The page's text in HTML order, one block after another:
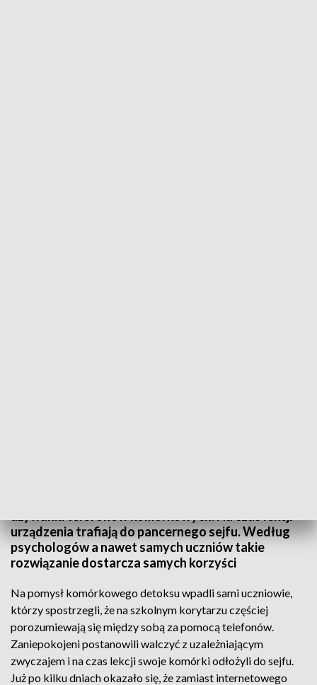
urządzenia trafiają do pancernego sejfu. Według
psychologów a nawet samych uczniów takie
rozwiązanie dostarcza samych korzyści
Na pomysł komórkowego detoksu wpadli sami uczniowie,
którzy spostrzegli, że na szkolnym korytarzu częściej
porozumiewają się między sobą za pomocą telefonów.
Zaniepokojeni postanowili walczyć z uzależniającym
zwyczajem i na czas lekcji swoje komórki odłożyli do sejfu.
Już po kilku dniach okazało się, że zamiast internetowego